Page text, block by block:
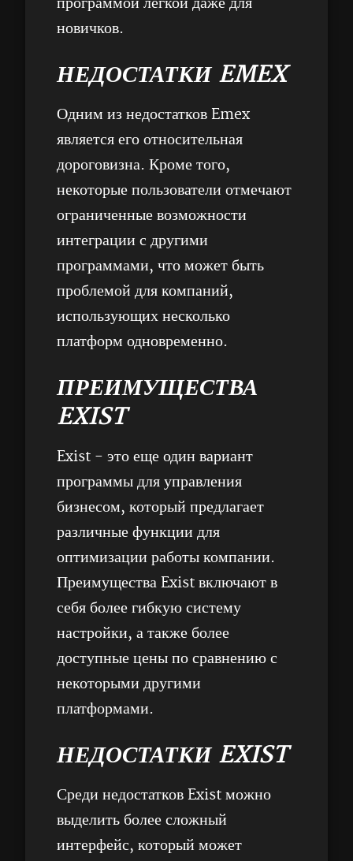
новичков.
НЕДОСТАТКИ EMEX
Одним из недостатков Emex
является его относительная
дороговизна. Кроме того,
некоторые пользователи отмечают
ограниченные возможности
интеграции с другими
программами, что может быть
проблемой для компаний,
использующих несколько
платформ одновременно.
ПРЕИМУЩЕСТВА
EXIST
Exist - это еще один вариант
программы для управления
бизнесом, который предлагает
различные функции для
оптимизации работы компании.
Преимущества Exist включают в
себя более гибкую систему
настройки, а также более
доступные цены по сравнению с
некоторыми другими
платформами.
НЕДОСТАТКИ EXIST
Среди недостатков Exist можно
выделить более сложный
интерфейс, который может